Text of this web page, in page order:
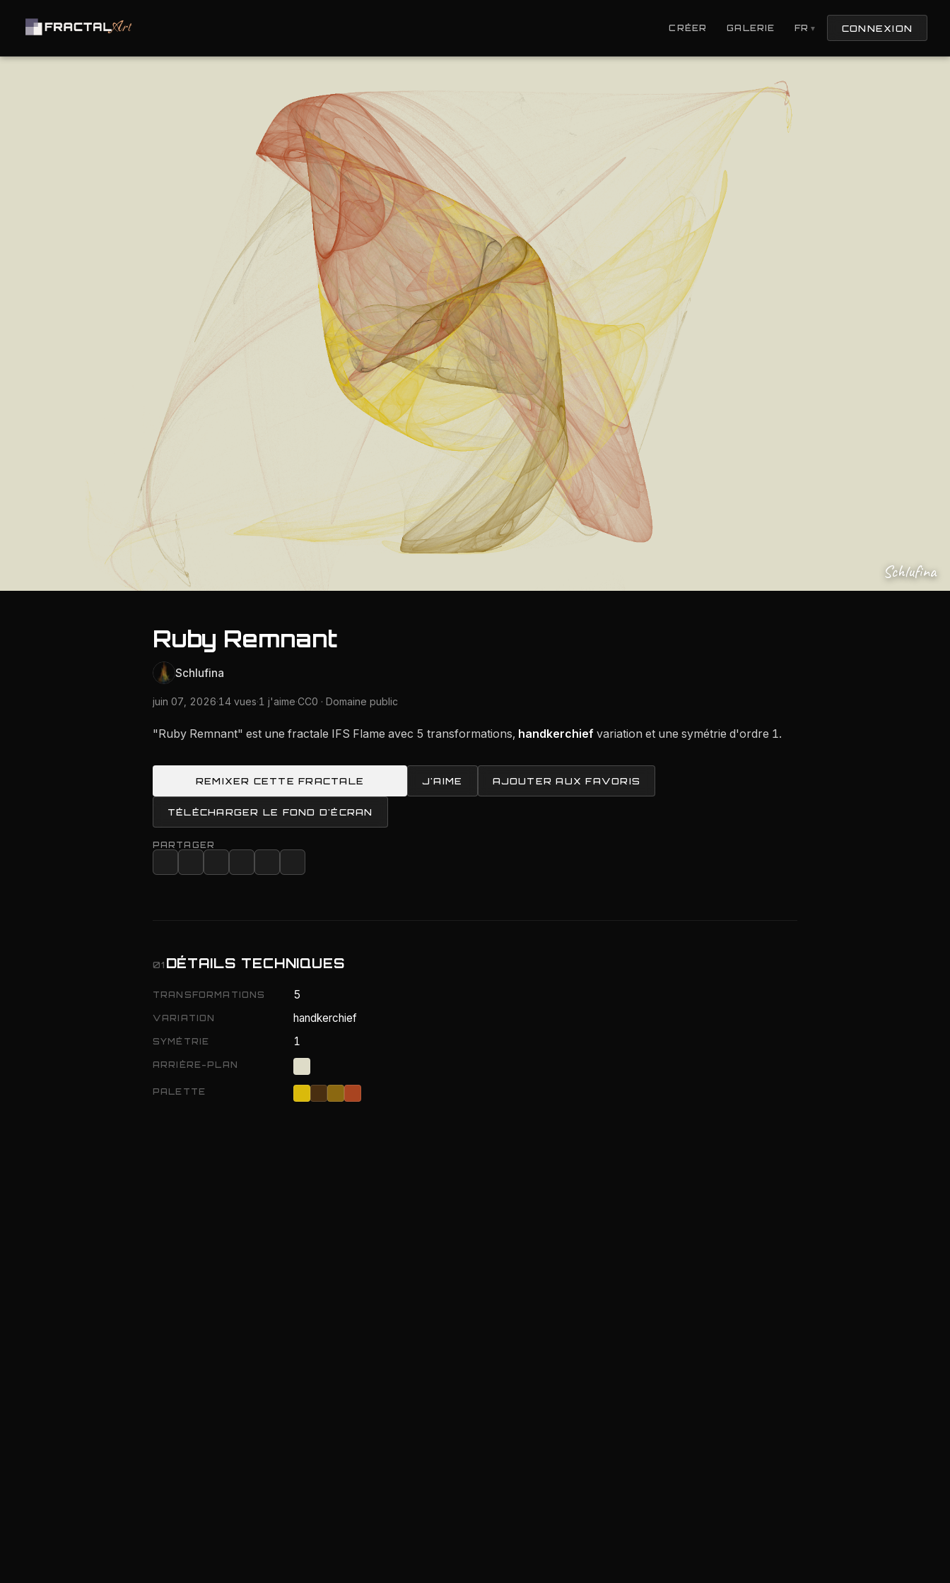
CRÉER GALERIE FR ▼ CONNEXION
Schlufina
Ruby Remnant
Schlufina
juin 07, 2026·14 vues·1 j'aime·CC0 · Domaine public
"Ruby Remnant" est une fractale IFS Flame avec 5 transformations, handkerchief variation et une symétrie d'ordre 1.
REMIXER CETTE FRACTALE J'AIME AJOUTER AUX FAVORIS
TÉLÉCHARGER LE FOND D'ÉCRAN
PARTAGER
01 DÉTAILS TECHNIQUES
TRANSFORMATIONS 5
VARIATION handkerchief
SYMÉTRIE 1
ARRIÈRE-PLAN
PALETTE